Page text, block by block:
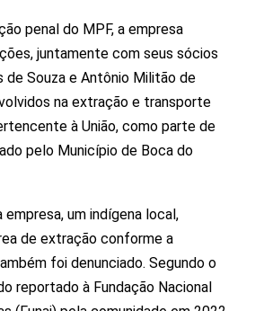
penal do MPF, a empresa
juntamente com seus sócios
de Souza e Antônio Militão de
na extração e transporte
à União, como parte de
pelo Município de Boca do
um indígena local,
de extração conforme a
foi denunciado. Segundo o
reportado à Fundação Nacional